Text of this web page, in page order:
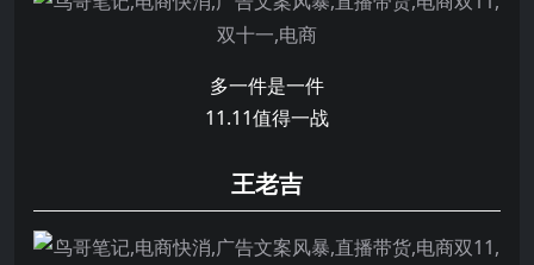
多一件是一件
11.11值得一战
王老吉